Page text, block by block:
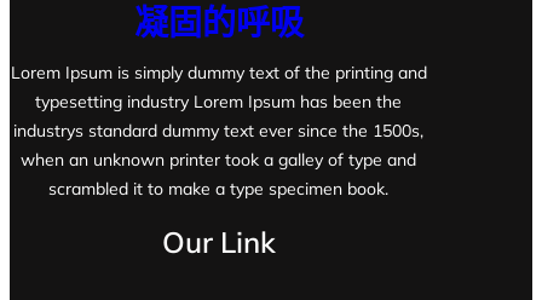
凝固的呼吸
Lorem Ipsum is simply dummy text of the printing and
typesetting industry Lorem Ipsum has been the
industrys standard dummy text ever since the 1500s,
when an unknown printer took a galley of type and
scrambled it to make a type specimen book.
Our Link